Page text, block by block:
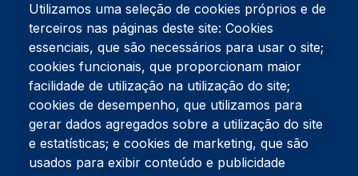
Tel:234 390 100Fax:234 390 100
Endereço Postal
Apartado 42
Rua Gil Eanes 31
3834-908 Gafanha da Nazaré
Utilizamos uma seleção de cookies próprios e de
terceiros nas páginas deste site: Cookies
essenciais, que são necessários para usar o site;
cookies funcionais, que proporcionam maior
facilidade de utilização na utilização do site;
cookies de desempenho, que utilizamos para
gerar dados agregados sobre a utilização do site
e estatísticas; e cookies de marketing, que são
usados para exibir conteúdo e publicidade